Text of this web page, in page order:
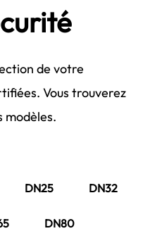
de votre
Vous trouverez
modèles.
DN25 DN32
DN80